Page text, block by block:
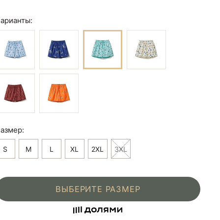
S M L XL 2XL 3XL
ВЫБЕРИТЕ РАЗМЕР